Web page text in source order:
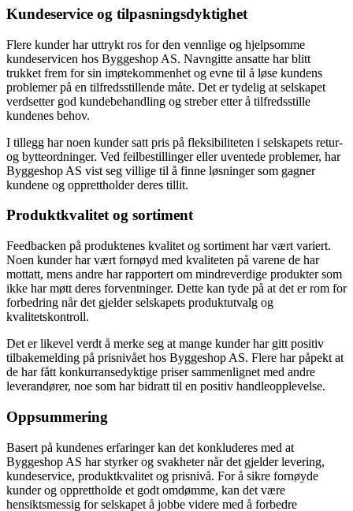
Kundeservice og tilpasningsdyktighet
Flere kunder har uttrykt ros for den vennlige og hjelpsomme
kundeservicen hos Byggeshop AS. Navngitte ansatte har blitt
trukket frem for sin imøtekommenhet og evne til å løse kundens
problemer på en tilfredsstillende måte. Det er tydelig at selskapet
verdsetter god kundebehandling og streber etter å tilfredsstille
kundenes behov.
I tillegg har noen kunder satt pris på fleksibiliteten i selskapets retur-
og bytteordninger. Ved feilbestillinger eller uventede problemer, har
Byggeshop AS vist seg villige til å finne løsninger som gagner
kundene og opprettholder deres tillit.
Produktkvalitet og sortiment
Feedbacken på produktenes kvalitet og sortiment har vært variert.
Noen kunder har vært fornøyd med kvaliteten på varene de har
mottatt, mens andre har rapportert om mindreverdige produkter som
ikke har møtt deres forventninger. Dette kan tyde på at det er rom for
forbedring når det gjelder selskapets produktutvalg og
kvalitetskontroll.
Det er likevel verdt å merke seg at mange kunder har gitt positiv
tilbakemelding på prisnivået hos Byggeshop AS. Flere har påpekt at
de har fått konkurransedyktige priser sammenlignet med andre
leverandører, noe som har bidratt til en positiv handleopplevelse.
Oppsummering
Basert på kundenes erfaringer kan det konkluderes med at
Byggeshop AS har styrker og svakheter når det gjelder levering,
kundeservice, produktkvalitet og prisnivå. For å sikre fornøyde
kunder og opprettholde et godt omdømme, kan det være
hensiktsmessig for selskapet å jobbe videre med å forbedre